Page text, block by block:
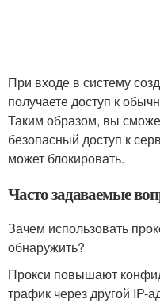
При входе в систему
получаете доступ к
Таким образом, вы
безопасный доступ к
может блокировать.
Часто задаваемые
Зачем использовать
обнаружить?
Прокси повышают
трафик через другой IP-